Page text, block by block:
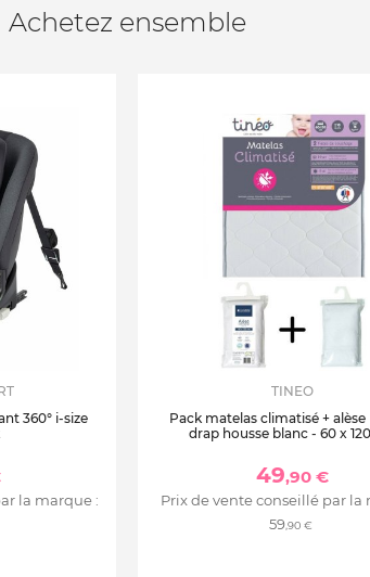
Achetez ensemble
360° i-size
la marque :
TINEO
Pack matelas climatisé + alèse
drap housse blanc - 60 x
49,90 €
Prix de vente conseillé par la
59,90 €